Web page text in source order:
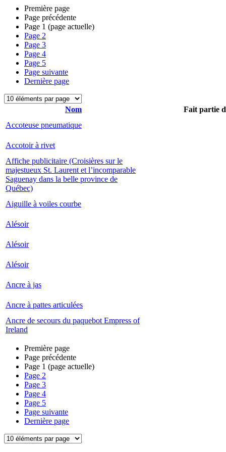
Première page
Page précédente
Page 1 (page actuelle)
Page 2
Page 3
Page 4
Page 5
Page suivante
Dernière page
Nom
Fait partie
Accoteuse pneumatique
Accotoir à rivet
Affiche publicitaire (Croisières sur le
majestueux St. Laurent et l’incomparable
Saguenay dans la belle province de
Québec)
Aiguille à voiles courbe
Alésoir
Alésoir
Alésoir
Ancre à jas
Ancre à pattes articulées
Ancre de secours du paquebot Empress of
Ireland
Première page
Page précédente
Page 1 (page actuelle)
Page 2
Page 3
Page 4
Page 5
Page suivante
Dernière page